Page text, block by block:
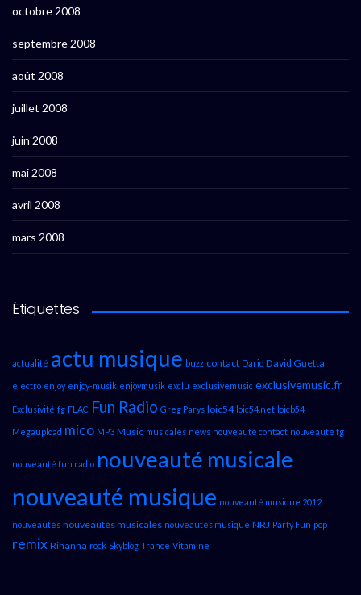
octobre 2008
septembre 2008
août 2008
juillet 2008
juin 2008
mai 2008
avril 2008
mars 2008
Étiquettes
actualité actu musique buzz contact Dario David Guetta
electro enjoy enjoy-musik enjoymusik exclu exclusivemusic exclusivemusic.fr
Exclusivité fg FLAC Fun Radio Greg Parys loic54 loic54.net loicb54
Megaupload mico MP3 Music musicales news nouveauté contact nouveauté fg
nouveauté fun radio nouveauté musicale
nouveauté musique nouveauté musique 2012
nouveautés nouveautés musicales nouveautés musique NRJ Party Fun pop
remix Rihanna rock Skyblog Trance Vitamine